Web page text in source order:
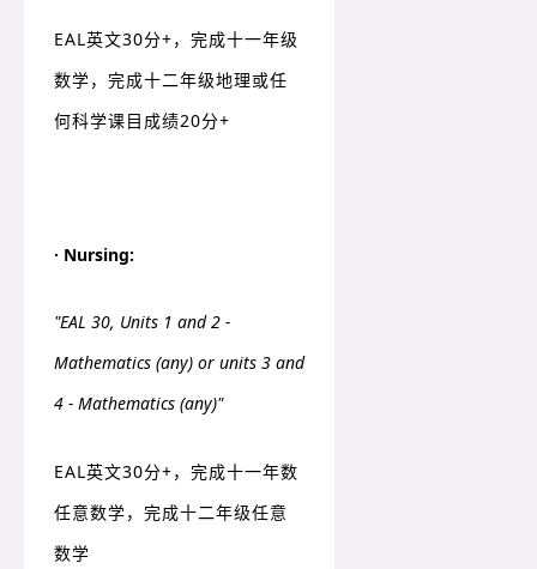
EAL英文30分+，完成十一年级
数学，完成十二年级地理或任
何科学课目成绩20分+
· Nursing:
"EAL 30, Units 1 and 2 -
Mathematics (any) or units 3 and
4 - Mathematics (any)"
EAL英文30分+，完成十一年数
任意数学，完成十二年级任意
数学